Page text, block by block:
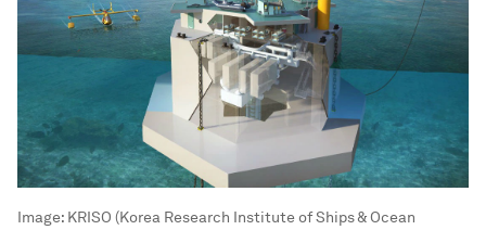
Image: KRISO (Korea Research Institute of Ships & Ocean